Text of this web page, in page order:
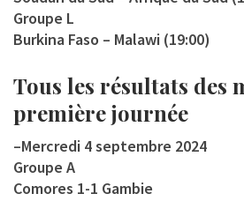
Groupe L
Burkina Faso – Malawi (19:00)
Tous les résultats des
première journée
–Mercredi 4 septembre 2024
Groupe A
Comores 1-1 Gambie